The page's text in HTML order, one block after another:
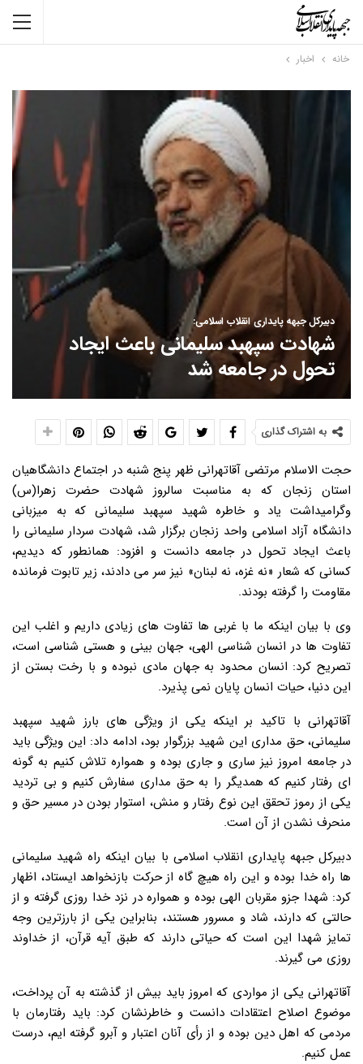
خانه اخبار
دبیرکل جبهه پایداری انقلاب اسلامی:
شهادت سپهبد سلیمانی باعث ایجاد
تحول در جامعه شد
به اشتراک گذاری
حجت الاسلام مرتضی آقاتهرانی ظهر پنج شنبه در اجتماع دانشگاهیان
استان زنجان که به مناسبت سالروز شهادت حضرت زهرا(س)
وگرامیداشت یاد و خاطره شهید سپهبد سلیمانی که به میزبانی
دانشگاه آزاد اسلامی واحد زنجان برگزار شد، شهادت سردار سلیمانی را
باعث ایجاد تحول در جامعه دانست و افزود: همانطور که دیدیم،
کسانی که شعار «نه غزه، نه لبنان» نیز سر می دادند، زیر تابوت فرمانده
مقاومت را گرفته بودند.
وی با بیان اینکه ما با غربی ها تفاوت های زیادی داریم و اغلب این
تفاوت ها در انسان شناسی الهی، جهان بینی و هستی شناسی است،
تصریح کرد: انسان محدود به جهان مادی نبوده و با رخت بستن از
این دنیا، حیات انسان پایان نمی پذیرد.
آقاتهرانی با تاکید بر اینکه یکی از ویژگی های بارز شهید سپهبد
سلیمانی، حق مداری این شهید بزرگوار بود، ادامه داد: این ویژگی باید
در جامعه امروز نیز ساری و جاری بوده و همواره تلاش کنیم به گونه
ای رفتار کنیم که همدیگر را به حق مداری سفارش کنیم و بی تردید
یکی از رموز تحقق این نوع رفتار و منش، استوار بودن در مسیر حق و
منحرف نشدن از آن است.
دبیرکل جبهه پایداری انقلاب اسلامی با بیان اینکه راه شهید سلیمانی
ها راه خدا بوده و این راه هیچ گاه از حرکت بازنخواهد ایستاد، اظهار
کرد: شهدا جزو مقربان الهی بوده و همواره در نزد خدا روزی گرفته و از
حالتی که دارند، شاد و مسرور هستند، بنابراین یکی از بارزترین وجه
تمایز شهدا این است که حیاتی دارند که طبق آیه قرآن، از خداوند
روزی می گیرند.
آقاتهرانی یکی از مواردی که امروز باید بیش از گذشته به آن پرداخت،
موضوع اصلاح اعتقادات دانست و خاطرنشان کرد: باید رفتارمان با
مردمی که اهل دین بوده و از رأی آنان اعتبار و آبرو گرفته ایم، درست
عمل کنیم.